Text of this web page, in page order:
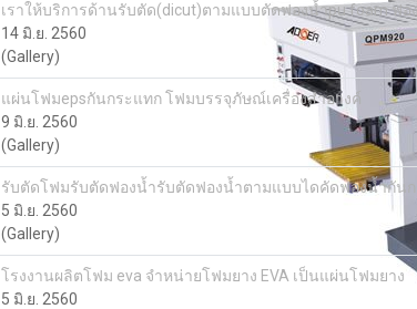
เราให้บริการด้านรับตัด(dicut)ตามแบบตัดฟองน้ำpu foam ฟ
14 มิ.ย. 2560
(Gallery)
แผ่นโฟมepsกันกระแทก โฟมบรรจุภัษณ์เครื่องสำอางค์
9 มิ.ย. 2560
(Gallery)
รับตัดโฟมรับตัดฟองน้ำรับตัดฟองน้ำตามแบบไดคัดฟองน้ำกัน
5 มิ.ย. 2560
(Gallery)
โรงงานผลิตโฟม eva จำหน่ายโฟมยาง EVA เป็นแผ่นโฟมยาง
5 มิ.ย. 2560